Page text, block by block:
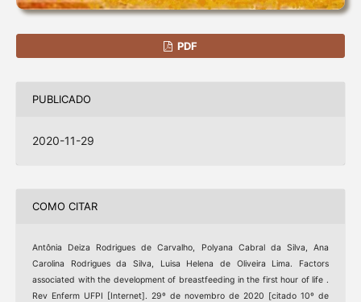
PDF
PUBLICADO
2020-11-29
COMO CITAR
Antônia Deiza Rodrigues de Carvalho, Polyana Cabral da Silva, Ana
Carolina Rodrigues da Silva, Luisa Helena de Oliveira Lima. Factors
associated with the development of breastfeeding in the first hour of life .
Rev Enferm UFPI [Internet]. 29º de novembro de 2020 [citado 10º de